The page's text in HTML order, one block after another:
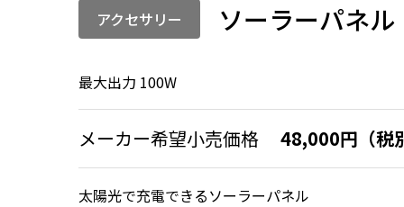
アクセサリー ソーラーパネ
最大出力 100W
メーカー希望小売価格 48,000円（税
太陽光で充電できるソーラーパネル